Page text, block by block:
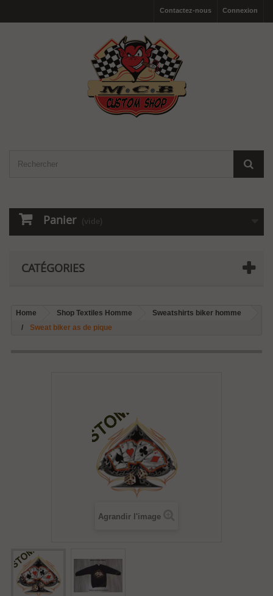
Connexion
Contactez-nous
Panier (vide)
CATÉGORIES
Home Shop Textiles Homme
Sweatshirts biker homme
Sweat biker as de pique
Agrandir l'image